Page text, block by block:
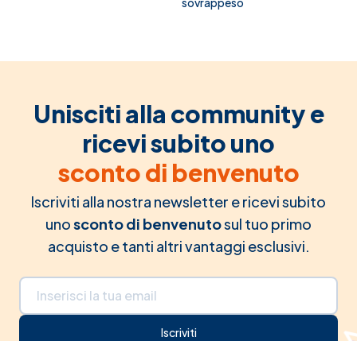
Unisciti alla community e
ricevi subito uno
sconto di benvenuto
Iscriviti alla nostra newsletter e ricevi subito
unosconto di benvenutosul tuo primo
acquisto e tanti altri vantaggi esclusivi.
Indirizzo email
Iscriviti